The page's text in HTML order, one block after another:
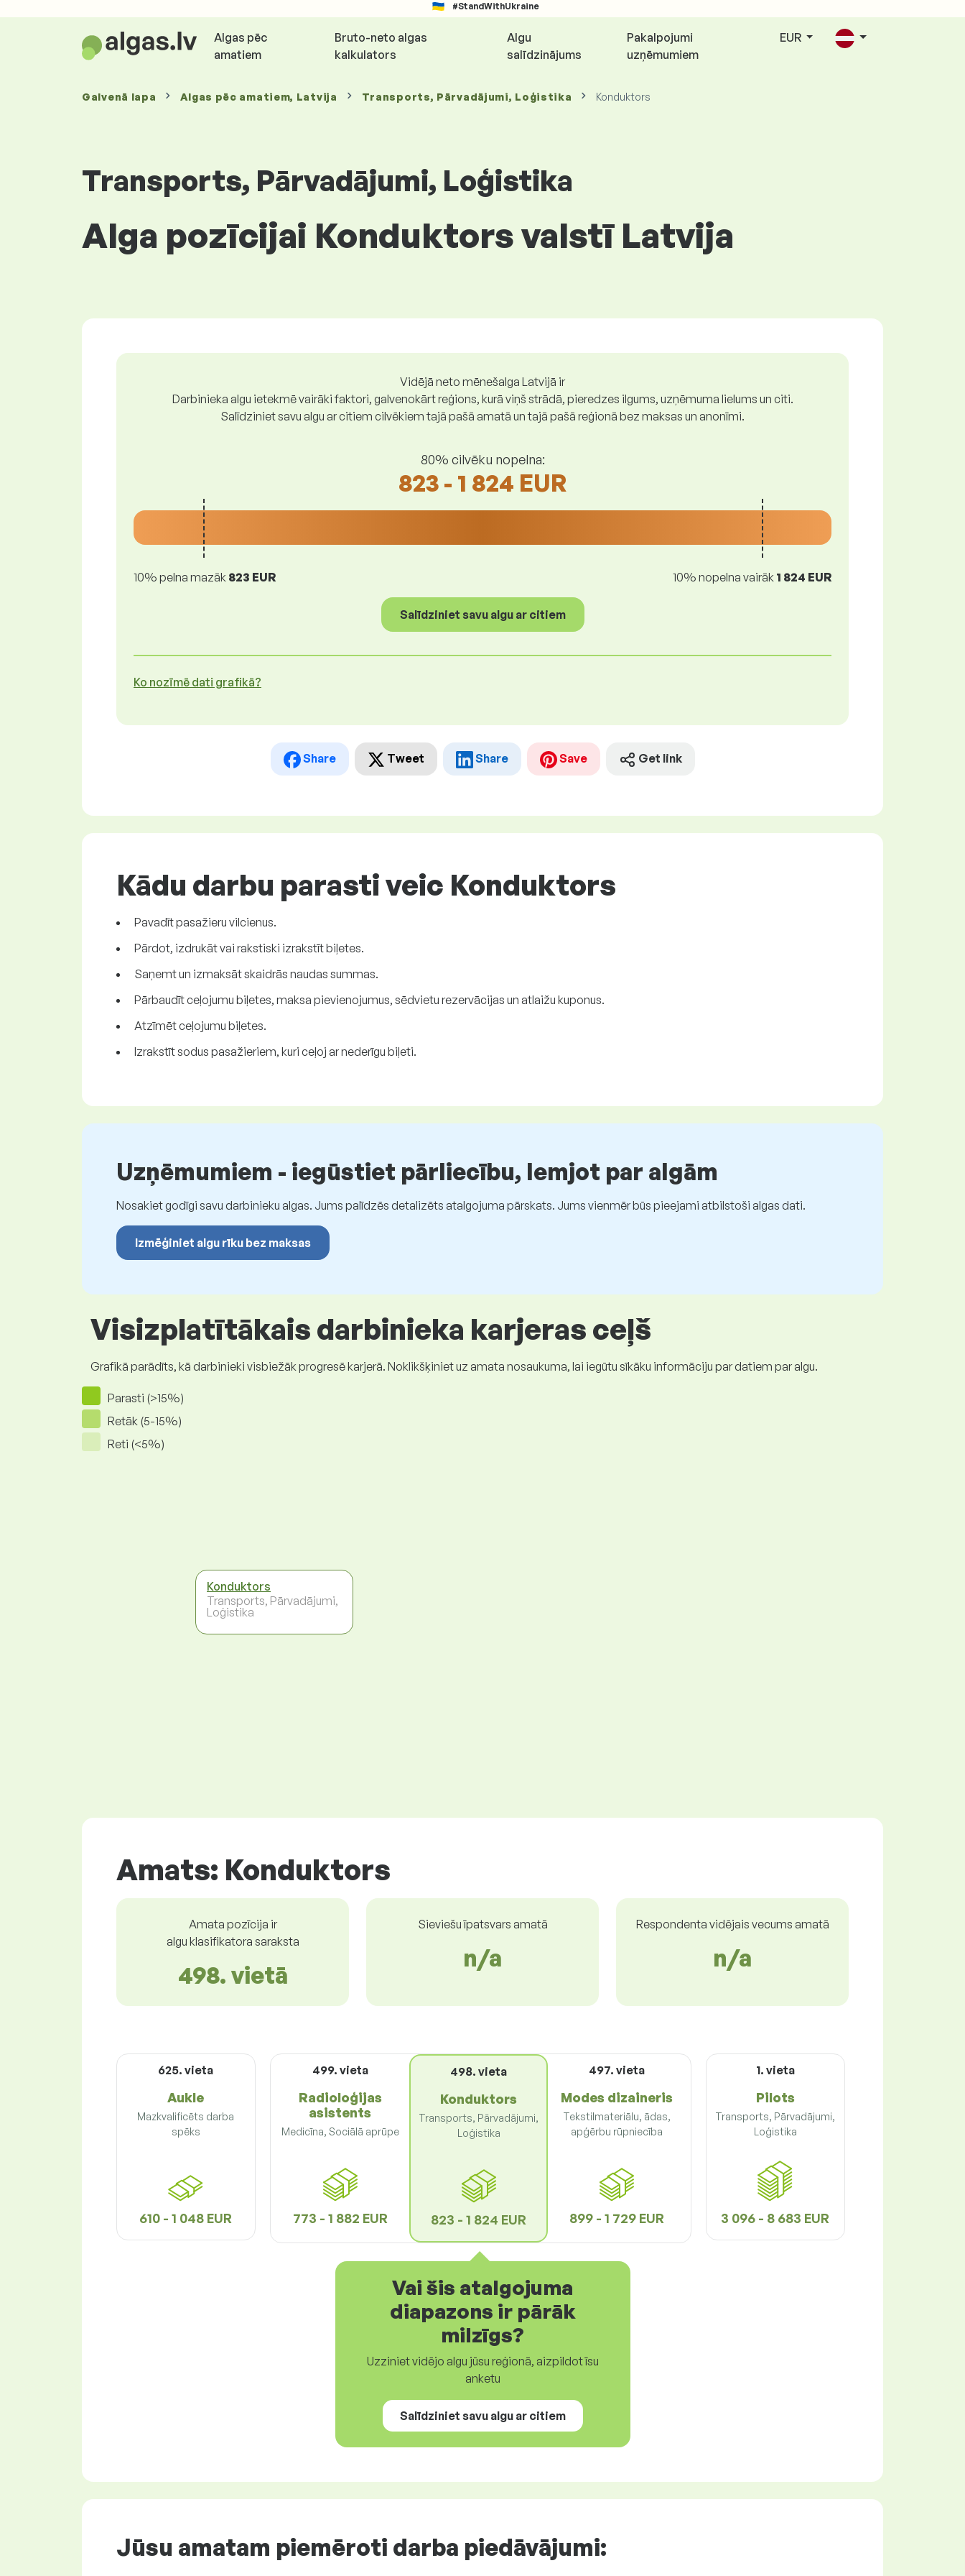
#StandWithUkraine
Algas pēc
amatiem
Bruto-neto algas
kalkulators
Algu
salīdzinājums
Pakalpojumi
uzņēmumiem
EUR
Galvenā lapa Algas pēc amatiem, Latvija Transports, Pārvadājumi, Loģistika Konduktors
Transports, Pārvadājumi, Loģistika
Alga pozīcijai Konduktors valstī Latvija
Vidējā neto mēnešalga Latvijā ir
Darbinieka algu ietekmē vairāki faktori, galvenokārt reģions, kurā viņš strādā, pieredzes ilgums, uzņēmuma lielums un citi.
Salīdziniet savu algu ar citiem cilvēkiem tajā pašā amatā un tajā pašā reģionā bez maksas un anonīmi.
80% cilvēku nopelna:
823 - 1 824 EUR
10% pelna mazāk 823 EUR 10% nopelna vairāk 1 824 EUR
Salīdziniet savu algu ar citiem
Ko nozīmē dati grafikā?
Share Tweet Share Save Get link
Kādu darbu parasti veic Konduktors
Pavadīt pasažieru vilcienus.
Pārdot, izdrukāt vai rakstiski izrakstīt biļetes.
Saņemt un izmaksāt skaidrās naudas summas.
Pārbaudīt ceļojumu biļetes, maksa pievienojumus, sēdvietu rezervācijas un atlaižu kuponus.
Atzīmēt ceļojumu biļetes.
Izrakstīt sodus pasažieriem, kuri ceļoj ar nederīgu biļeti.
Uzņēmumiem - iegūstiet pārliecību, lemjot par algām
Nosakiet godīgi savu darbinieku algas. Jums palīdzēs detalizēts atalgojuma pārskats. Jums vienmēr būs pieejami atbilstoši algas dati.
Izmēģiniet algu rīku bez maksas
Visizplatītākais darbinieka karjeras ceļš
Grafikā parādīts, kā darbinieki visbiežāk progresē karjerā. Noklikšķiniet uz amata nosaukuma, lai iegūtu sīkāku informāciju par datiem par algu.
Parasti (>15%)
Retāk (5-15%)
Reti (<5%)
Konduktors
Transports, Pārvadājumi,
Loģistika
Amats: Konduktors
Amata pozīcija ir
algu klasifikatora saraksta
498. vietā
Sieviešu īpatsvars amatā
n/a
Respondenta vidējais vecums amatā
n/a
625. vieta
Aukle
Mazkvalificēts darba
spēks
610 - 1 048 EUR
499. vieta
Radioloģijas
asistents
Medicīna, Sociālā aprūpe
773 - 1 882 EUR
498. vieta
Konduktors
Transports, Pārvadājumi,
Loģistika
823 - 1 824 EUR
497. vieta
Modes dizaineris
Tekstilmateriālu, ādas,
apģērbu rūpniecība
899 - 1 729 EUR
1. vieta
Pilots
Transports, Pārvadājumi,
Loģistika
3 096 - 8 683 EUR
Vai šis atalgojuma
diapazons ir pārāk
milzīgs?
Uzziniet vidējo algu jūsu reģionā, aizpildot īsu
anketu
Salīdziniet savu algu ar citiem
Jūsu amatam piemēroti darba piedāvājumi: